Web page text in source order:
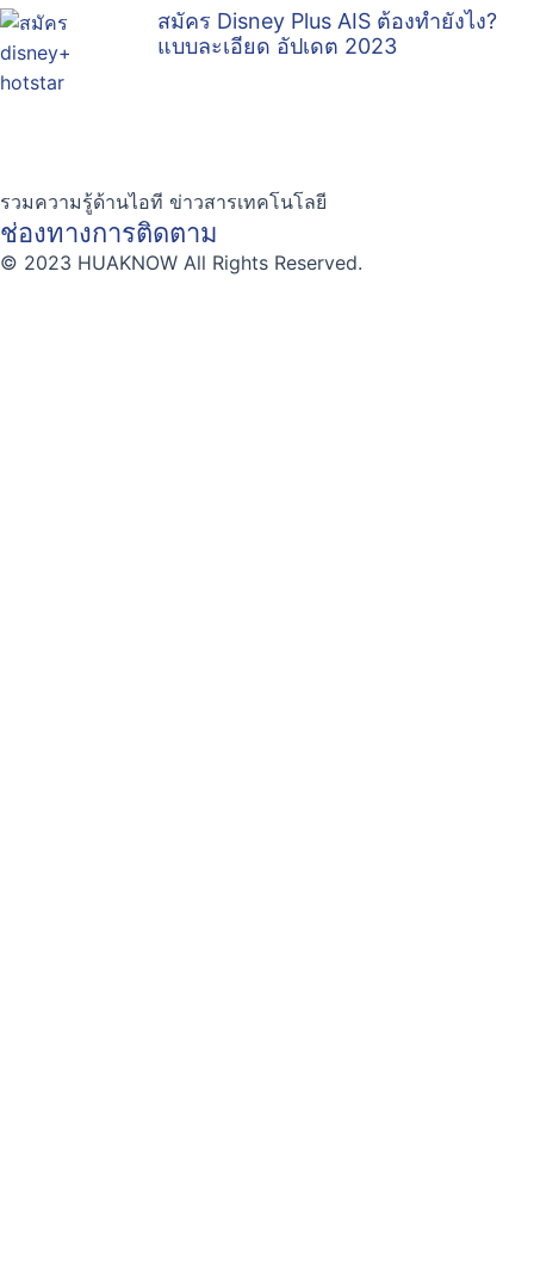
สมัคร Disney Plus AIS ต้องทำยังไง?
แบบละเอียด อัปเดต 2023
รวมความรู้ด้านไอที ข่าวสารเทคโนโลยี
ช่องทางการติดตาม
© 2023 HUAKNOW All Rights Reserved.